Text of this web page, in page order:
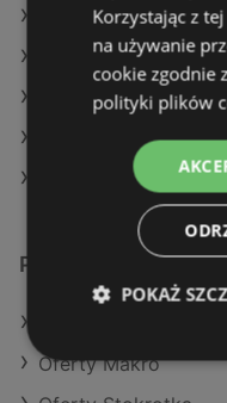
Aktualne gazetki
Aktualne gazetki
Aktualne gazetki
Aktualne gazetki
Sklepy Lidl w
Podobne sklepy
Oferty Makro
Korzystając z
na używanie
cookie zgodnie
polityki plików
POKAŻ